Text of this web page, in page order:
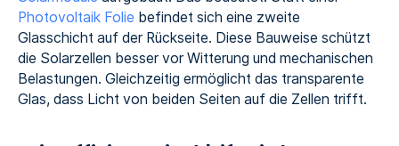
Photovoltaik Folie befindet sich eine zweite
Glasschicht auf der Rückseite. Diese Bauweise schützt
die Solarzellen besser vor Witterung und mechanischen
Belastungen. Gleichzeitig ermöglicht das transparente
Glas, dass Licht von beiden Seiten auf die Zellen trifft.